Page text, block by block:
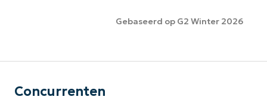
Gebaseerd op G2 Winter 2026
Concurrenten